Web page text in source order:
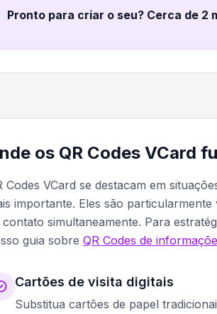
Pronto para criar o seu? Cerca de 2
os QR Codes VCard
Codes VCard se destacam em
importante. Eles são
contato simultaneamente. Para
guia sobre QR Codes de
Cartões de visita digitais
Substitua cartões de papel